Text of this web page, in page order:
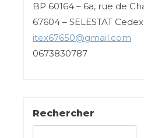
BP 60164 – 6a, rue de
67604 – SELESTAT Cedex
itex67650@gmail.com
0673830787
Rechercher